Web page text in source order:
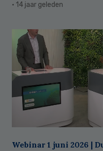
· 14 jaar geleden
Webinar 1 juni 2026 |